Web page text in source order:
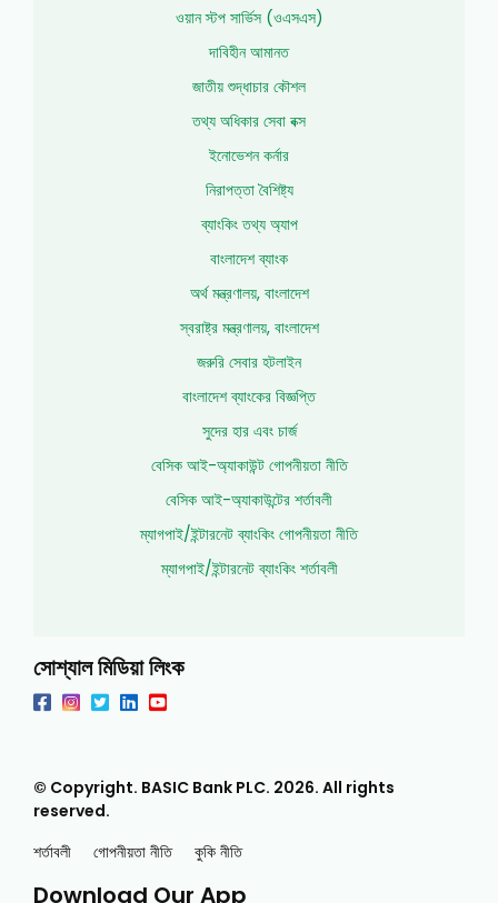
ওয়ান স্টপ সার্ভিস (ওএসএস)
দাবিহীন আমানত
জাতীয় শুদ্ধাচার কৌশল
তথ্য অধিকার সেবা বক্স
ইনোভেশন কর্নার
নিরাপত্তা বৈশিষ্ট্য
ব্যাংকিং তথ্য অ্যাপ
বাংলাদেশ ব্যাংক
অর্থ মন্ত্রণালয়, বাংলাদেশ
স্বরাষ্ট্র মন্ত্রণালয়, বাংলাদেশ
জরুরি সেবার হটলাইন
বাংলাদেশ ব্যাংকের বিজ্ঞপ্তি
সুদের হার এবং চার্জ
বেসিক আই-অ্যাকাউন্ট গোপনীয়তা নীতি
বেসিক আই-অ্যাকাউন্টের শর্তাবলী
ম্যাগপাই/ইন্টারনেট ব্যাংকিং গোপনীয়তা নীতি
ম্যাগপাই/ইন্টারনেট ব্যাংকিং শর্তাবলী
সোশ্যাল মিডিয়া লিংক
© Copyright. BASIC Bank PLC. 2026. All rights
reserved.
শর্তাবলী
গোপনীয়তা নীতি কুকি নীতি
Download Our App